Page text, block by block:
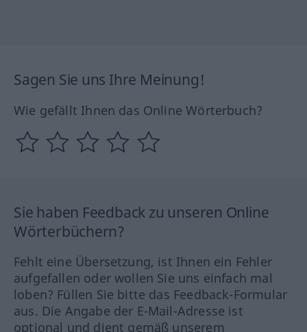
Sagen Sie uns Ihre Meinung!
Wie gefällt Ihnen das Online Wörterbuch?
Sie haben Feedback zu unseren Online
Wörterbüchern?
Fehlt eine Übersetzung, ist Ihnen ein Fehler
aufgefallen oder wollen Sie uns einfach mal
loben? Füllen Sie bitte das Feedback-Formular
aus. Die Angabe der E-Mail-Adresse ist
optional und dient gemäß unserem